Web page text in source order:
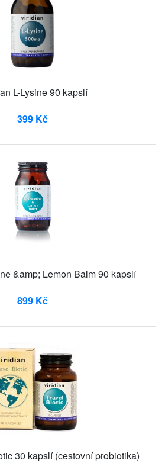
L-Lysine 90 kapslí
399 Kč
&amp; Lemon Balm 90 kapslí
899 Kč
30 kapslí (cestovní probiotika)